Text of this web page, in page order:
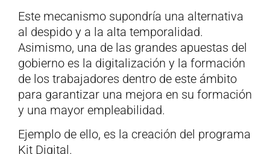
Este mecanismo supondría una alternativa
al despido y a la alta temporalidad.
Asimismo, una de las grandes apuestas del
gobierno es la digitalización y la formación
de los trabajadores dentro de este ámbito
para garantizar una mejora en su formación
y una mayor empleabilidad.
Ejemplo de ello, es la creación del programa
Kit Digital.